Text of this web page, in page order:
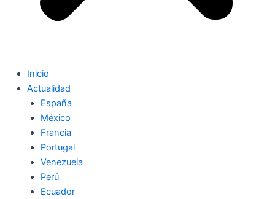
Inicio
Actualidad
España
México
Francia
Portugal
Venezuela
Perú
Ecuador